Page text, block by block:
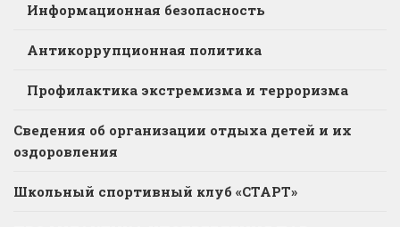
Информационная безопасность
Антикоррупционная политика
Профилактика экстремизма и терроризма
Сведения об организации отдыха детей и их
оздоровления
Школьный спортивный клуб «СТАРТ»